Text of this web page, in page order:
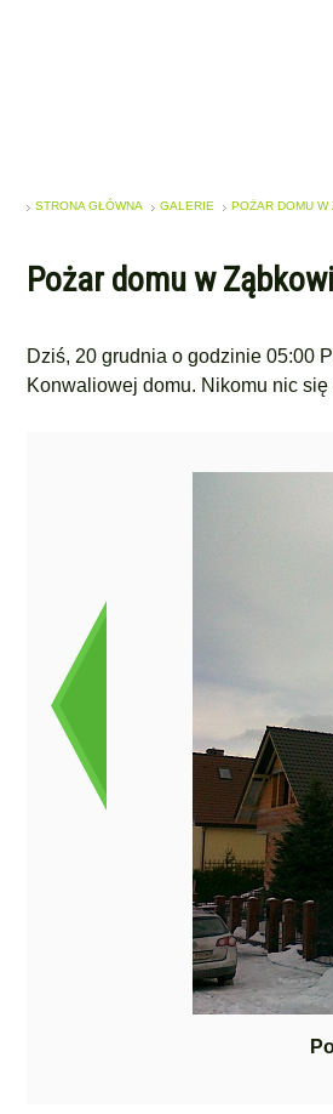
STRONA GŁÓWNA GALERIE POŻAR DOMU W
Pożar domu w
Dziś, 20 grudnia o godzinie 05:00
Konwaliowej domu. Nikomu nic się